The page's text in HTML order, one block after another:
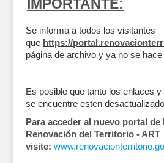
IMPORTANTE:
Se informa a todos los visitantes
que https://
página de archivo y ya no se
Es posible que tanto los enlaces
se encuentre esten
Para acceder al nuevo portal de
Renovación del Territorio - ART
visite: